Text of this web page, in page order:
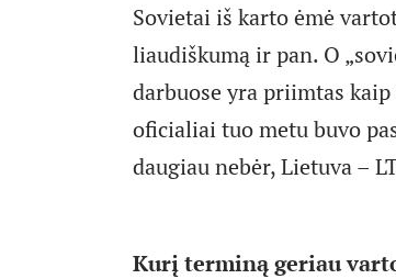
Sovietai iš karto ėmė
liaudiškumą ir pan. O
darbuose yra priimtas
oficialiai tuo metu buvo
daugiau nebėr, Lietuva –
Kurį terminą geriau